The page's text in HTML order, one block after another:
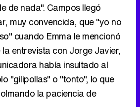
de nada". Campos llegó
muy convencida, que "yo no
cuando Emma le mencionó
entrevista con Jorge Javier,
había insultado al
"gilipollas" o "tonto", lo que
la paciencia de